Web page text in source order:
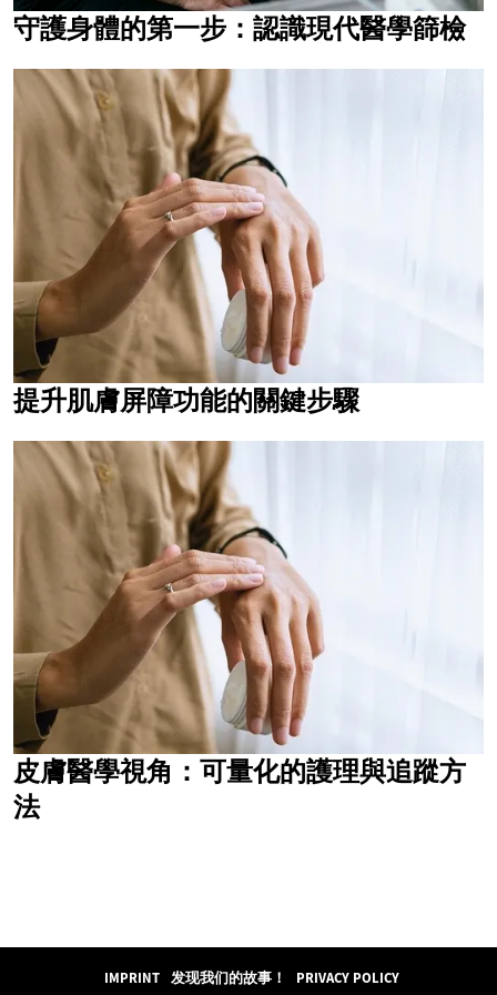
守護身體的第一步：認識現代醫學篩檢
提升肌膚屏障功能的關鍵步驟
皮膚醫學視角：可量化的護理與追蹤方
法
IMPRINT 发现我们的故事！ PRIVACY POLICY